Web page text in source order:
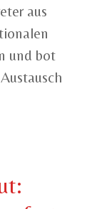
aus
und bot